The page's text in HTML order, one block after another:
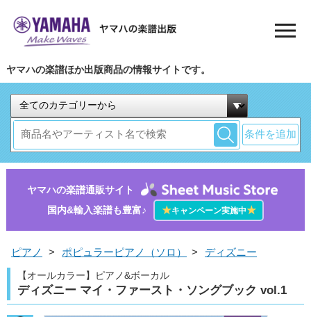
ヤマハの楽譜ほか出版商品の情報サイトです。
条件を追加
ヤマハの楽譜通販サイト
国内&輸入楽譜も豊富♪
★キャンペーン実施中★
ピアノ > ポピュラーピアノ（ソロ） > ディズニー
【オールカラー】ピアノ&ボーカル
ディズニー マイ・ファースト・ソングブック vol.1